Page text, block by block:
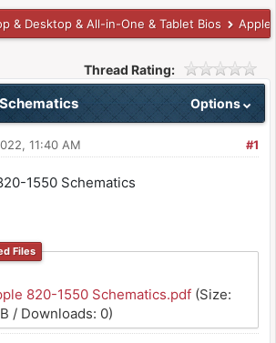
& Desktop & All-in-One & Tablet Bios Apple
Thread Rating:
Options
#1
11:40 AM
1550 Schematics
Files
820-1550 Schematics.pdf(Size:
/ Downloads: 0)